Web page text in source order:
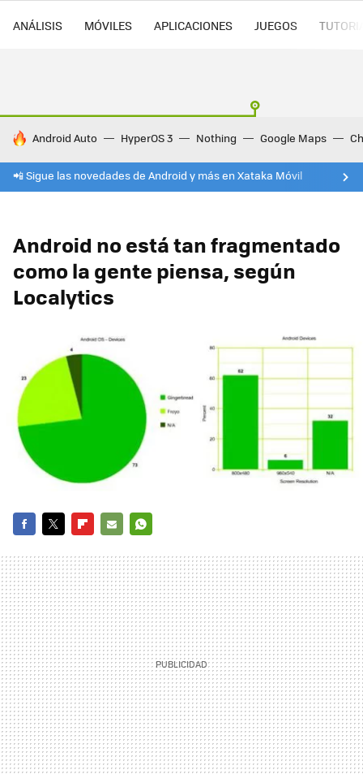
ANÁLISIS MÓVILES APLICACIONES JUEGOS
HOY SE HABLA DE
Android Auto HyperOS 3 Nothing Google Maps
📲 Sigue las novedades de Android y más en Xataka Móvil
Android no está tan fragmentado
como la gente piensa, según
Localytics
MAIL